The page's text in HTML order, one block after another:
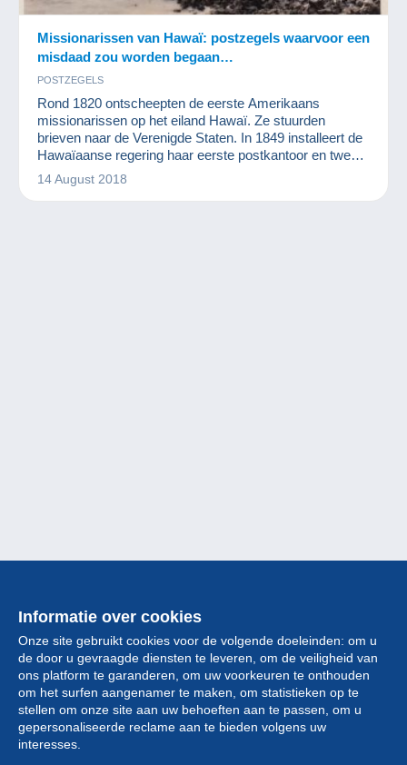
Missionarissen van Hawaï: postzegels waarvoor een
misdaad zou worden begaan…
POSTZEGELS
Rond 1820 ontscheepten de eerste Amerikaans
missionarissen op het eiland Hawaï. Ze stuurden
brieven naar de Verenigde Staten. In 1849 installeert de
Hawaïaanse regering haar eerste postkantoor en twee
jaar later worden de eerste postzegels gedrukt. Omwille
van het gebruik werden deze postzegels
14 August 2018
Informatie over cookies
Onze site gebruikt cookies voor de volgende doeleinden: om u
de door u gevraagde diensten te leveren, om de veiligheid van
ons platform te garanderen, om uw voorkeuren te onthouden
om het surfen aangenamer te maken, om statistieken op te
stellen om onze site aan uw behoeften aan te passen, om u
gepersonaliseerde reclame aan te bieden volgens uw
interesses.
Collectie